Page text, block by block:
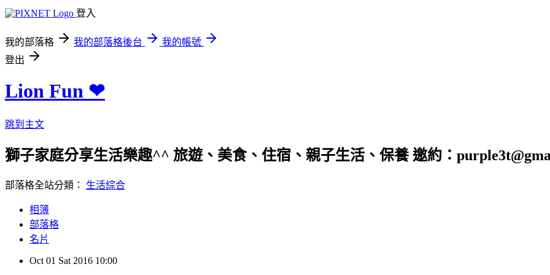
登入
我的部落格 我的部落格後台
我的帳號
登出
Lion Fun ❤
跳到主文
獅子家庭分享生活樂趣^^ 旅遊、美食、住宿、親子生活、保養 邀約：
部落格全站分類： 生活綜合
相簿
部落格
名片
Oct 01 Sat 2016 10:00